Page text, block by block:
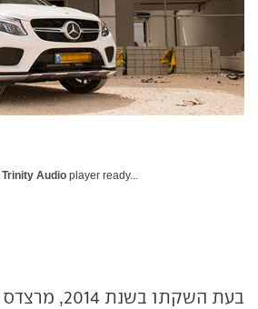
Trinity Audio player ready...